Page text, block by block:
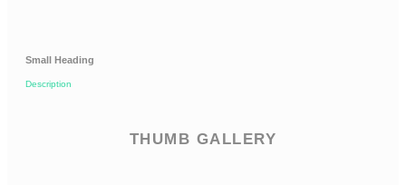
Small Heading
Description
THUMB GALLERY